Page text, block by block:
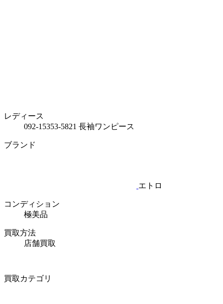
レディース
092-15353-5821 長袖ワンピース
ブランド
エトロ
コンディション
極美品
買取方法
店舗買取
買取カテゴリ